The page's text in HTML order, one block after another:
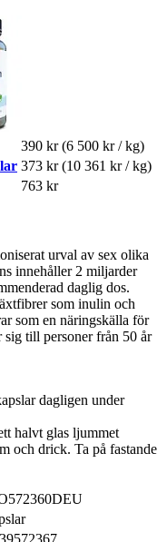
390 kr (6 500 kr / kg)
373 kr (10 361 kr / kg)
763 kr
urval av sex olika
innehåller 2 miljarder
daglig dos.
som inulin och
som en näringskälla för
till personer från 50 år
dagligen under
halvt glas ljummet
och drick. Ta på fastande